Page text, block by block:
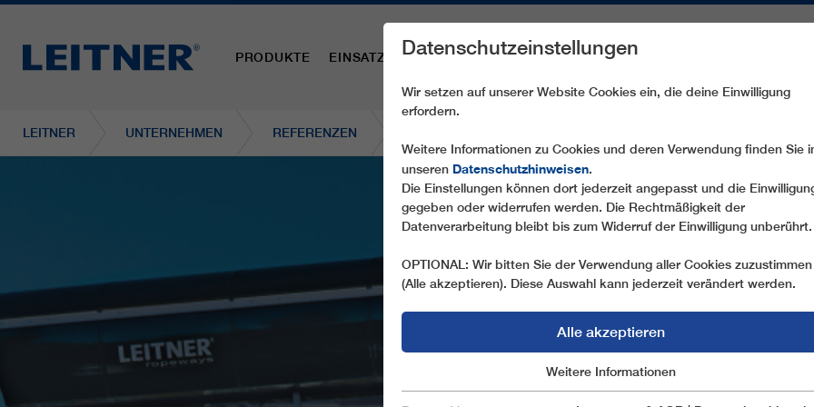
PRODUKTE EINSATZBEREICHE ERSATZTEILE SERVICE
LEITNER UNTERNEHMEN REFERENZEN
Datenschutzeinstellungen
Wir setzen auf unserer Website Cookies ein, die deine Einwilligung
erfordern.
Weitere Informationen zu Cookies und deren Verwendung finden Sie
unseren Datenschutzhinweisen.
Die Einstellungen können dort jederzeit angepasst und die
gegeben oder widerrufen werden. Die Rechtmäßigkeit der
Datenverarbeitung bleibt bis zum Widerruf der Einwilligung unberührt.
OPTIONAL: Wir bitten Sie der Verwendung aller Cookies zuzustimmen
(Alle akzeptieren). Diese Auswahl kann jederzeit verändert werden.
Alle akzeptieren
Marketing
Weitere Informationen